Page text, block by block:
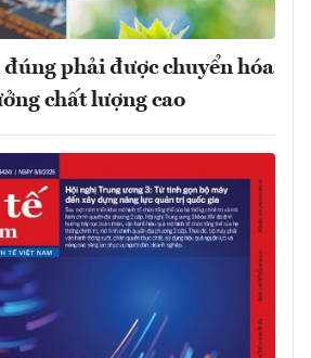
đúng phải được chuyển hóa
chất lượng cao